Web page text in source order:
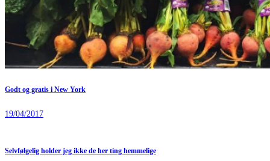
Godt og gratis i New York
19/04/2017
Selvfølgelig holder jeg ikke de her ting hemmelige